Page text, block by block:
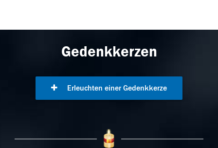
Gedenkkerzen
Erleuchten einer Gedenkkerze